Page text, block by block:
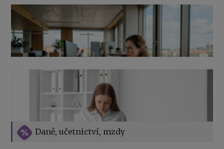
Daně, učetnictví, mzdy
Vše o překážkách v práci na straně zaměstnavatele
Jak na podnikání při rodičovské dovolené
Přehledy pro OSSZ a zdravotní pojišťovny – jak na ně
v roce 2026